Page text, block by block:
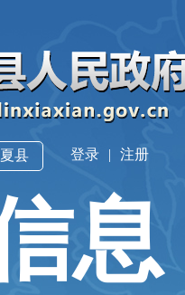
登录 | 注册
县
息